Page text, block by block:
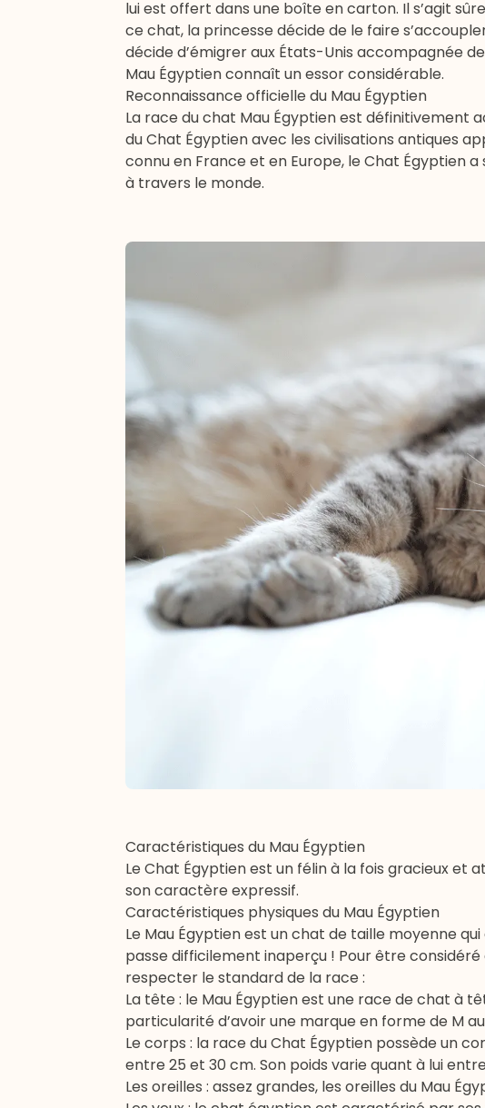
lui est offert dans une boîte en carton. Il s’agit
ce chat, la princesse décide de le faire
décide d’émigrer aux États-Unis accompagnée
Mau Égyptien connaît un essor considérable.
Reconnaissance officielle du Mau Égyptien
La race du chat Mau Égyptien est définitivement
du Chat Égyptien avec les civilisations antiques
connu en France et en Europe, le Chat Égyptien
à travers le monde.
Caractéristiques du Mau Égyptien
Le Chat Égyptien est un félin à la fois gracieux et
son caractère expressif.
Caractéristiques physiques du Mau Égyptien
Le Mau Égyptien est un chat de taille moyenne
passe difficilement inaperçu ! Pour être
respecter le standard de la race :
La tête : le Mau Égyptien est une race de chat à
particularité d’avoir une marque en forme de M
Le corps : la race du Chat Égyptien possède un
entre 25 et 30 cm. Son poids varie quant à lui
Les oreilles : assez grandes, les oreilles du Mau